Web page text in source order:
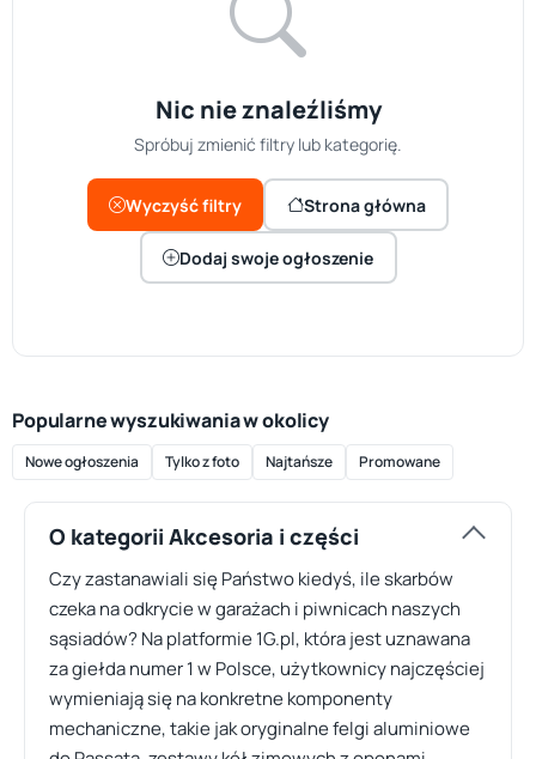
Nic nie znaleźliśmy
Spróbuj zmienić filtry lub kategorię.
Wyczyść filtry Strona główna
Dodaj swoje ogłoszenie
Popularne wyszukiwania w okolicy
Nowe ogłoszenia Tylko z foto Najtańsze Promowane
O kategorii Akcesoria i części
Czy zastanawiali się Państwo kiedyś, ile skarbów
czeka na odkrycie w garażach i piwnicach naszych
sąsiadów? Na platformie 1G.pl, która jest uznawana
za giełda numer 1 w Polsce, użytkownicy najczęściej
wymieniają się na konkretne komponenty
mechaniczne, takie jak oryginalne felgi aluminiowe